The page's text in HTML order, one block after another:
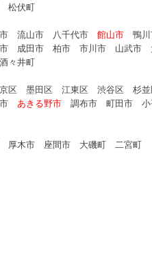
伏町
流山市 八千代市館山市 鴨川
成田市 柏市 市川市 山武市
井町
区 墨田区 江東区 渋谷区 杉
市あきる野市 調布市 町田市
木市 座間市 大磯町 二宮町